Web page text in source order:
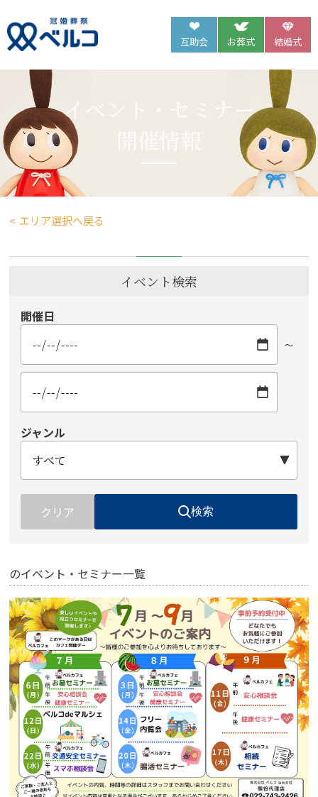
互助会 お葬式 結婚式
イベント・セミナー
開催情報
イベント検索
開催日
～
ジャンル
クリア 検索
のイベント・セミナー一覧
エリア選択へ戻る